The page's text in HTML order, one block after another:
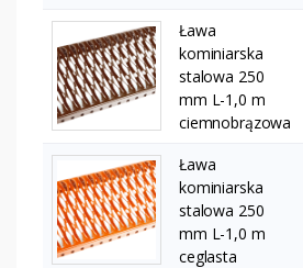
Ława
kominiarska
stalowa 250
mm L-1,0 m
ciemnobrązowa
Ława
kominiarska
stalowa 250
mm L-1,0 m
ceglasta